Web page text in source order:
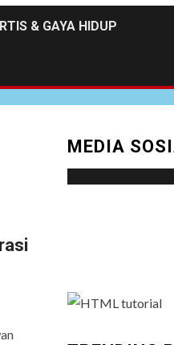
& GAYA HIDUP
MEDIA
9